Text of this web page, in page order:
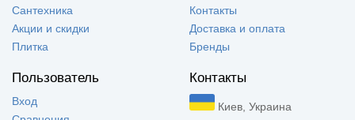
Сантехника
Акции и скидки
Плитка
Контакты
Доставка и оплата
Бренды
Пользователь
Вход
Контакты
Киев, Украина